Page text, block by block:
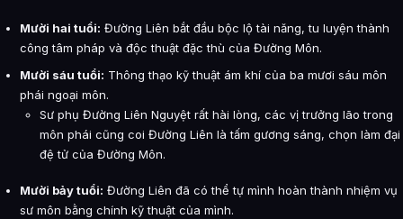
Mười hai tuổi: Đường Liên bắt đầu bộc lộ tài năng, tu luyện thành
công tâm pháp và độc thuật đặc thù của Đường Môn.
Mười sáu tuổi: Thông thạo kỹ thuật ám khí của ba mươi sáu môn
phái ngoại môn.
Sư phụ Đường Liên Nguyệt rất hài lòng, các vị trưởng lão trong
môn phái cũng coi Đường Liên là tấm gương sáng, chọn làm đại
đệ tử của Đường Môn.
Mười bảy tuổi: Đường Liên đã có thể tự mình hoàn thành nhiệm vụ
sư môn bằng chính kỹ thuật của mình.